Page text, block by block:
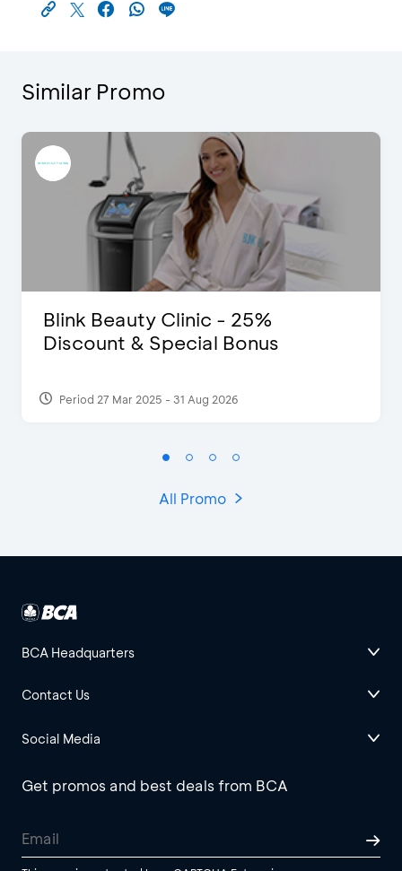
Similar Promo
Blink Beauty Clinic - 25%
Discount & Special Bonus
Period 27 Mar 2025 - 31 Aug 2026
All Promo
BCA Headquarters
Contact Us
Social Media
Get promos and best deals from BCA